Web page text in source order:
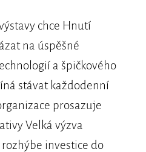
chce Hnutí
na úspěšné
a špičkového
stávat každodenní
prosazuje
Velká výzva
investice do